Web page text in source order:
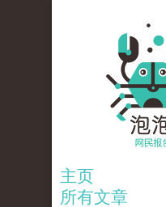
主页
所有文章